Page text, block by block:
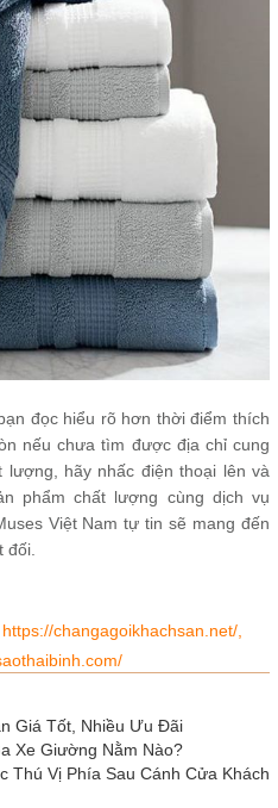
đọc hiểu rõ hơn thời điểm thích
nếu chưa tìm được địa chỉ cung
hãy nhấc điện thoại lên và
phẩm chất lượng cùng dịch vụ
Việt Nam tự tin sẽ mang đến
đối.
https://changagoikhachsan.net/,
Giá Tốt, Nhiều Ưu Đãi
Xe Giường Nằm Nào?
Thú Vị Phía Sau Cánh Cửa Khách